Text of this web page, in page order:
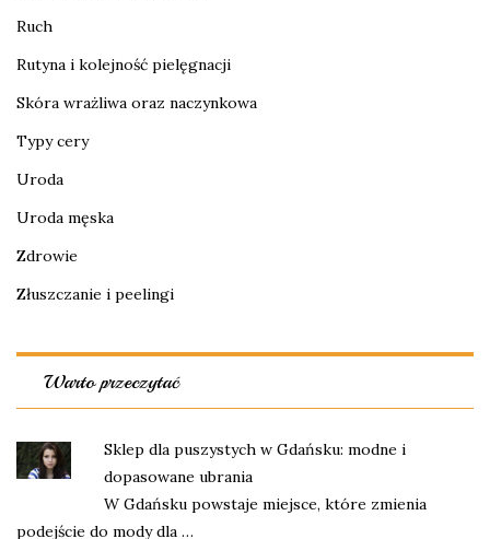
Ruch
Rutyna i kolejność pielęgnacji
Skóra wrażliwa oraz naczynkowa
Typy cery
Uroda
Uroda męska
Zdrowie
Złuszczanie i peelingi
Warto przeczytać
Sklep dla puszystych w Gdańsku: modne i
dopasowane ubrania
W Gdańsku powstaje miejsce, które zmienia
podejście do mody dla …